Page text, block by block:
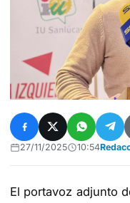
27/11/2025 10:54
El portavoz adjunto